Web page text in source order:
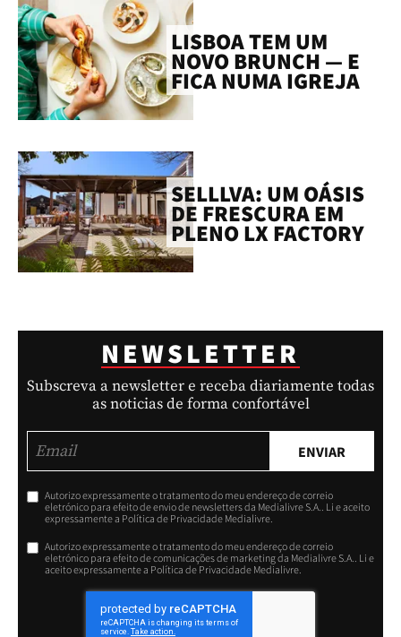
LISBOA TEM UM
NOVO BRUNCH — E
FICA NUMA IGREJA
SELLLVA: UM OÁSIS
DE FRESCURA EM
PLENO LX FACTORY
NEWSLETTER
Subscreva a newsletter e receba diariamente todas
as noticias de forma confortável
ENVIAR
Autorizo expressamente o tratamento do meu endereço de correio
eletrónico para efeito de envio de newsletters da Medialivre S.A.. Li e aceito
expressamente a Política de Privacidade Medialivre.
Autorizo expressamente o tratamento do meu endereço de correio
eletrónico para efeito de comunicações de marketing da Medialivre S.A.. Li e
aceito expressamente a Política de Privacidade Medialivre.